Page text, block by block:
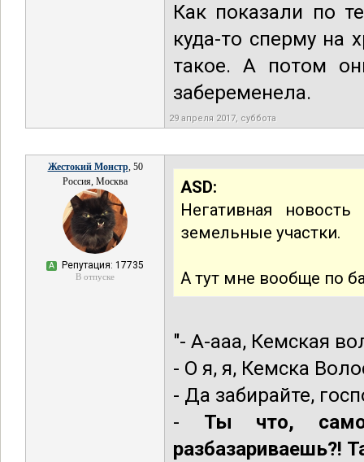
Как показали по
куда-то сперму на
такое. А потом
забеременела.
29 апреля 2017, суббота
Жестокий Монстр, 50
Россия, Москва
А Репутация: 17735
В отпуске
ASD:
Негативная
земельные участки.
А тут мне вообще по
"- А-ааа, Кемская
- О я, я, Кемска
- Да забирайте,
- Ты что,
разбазариваешь?!